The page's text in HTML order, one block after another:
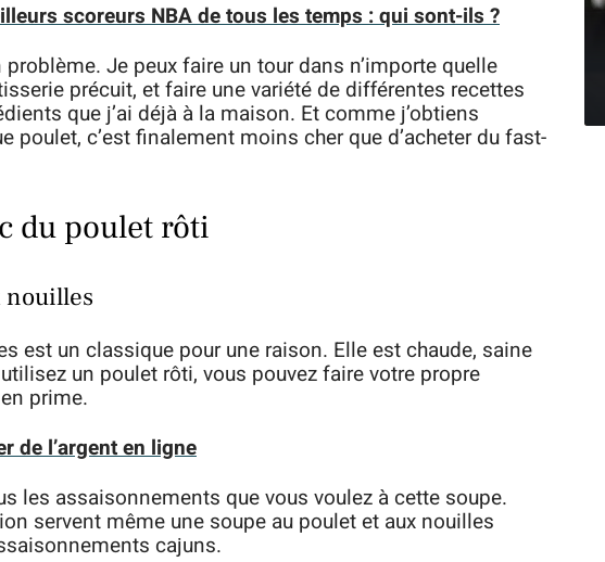
scoreurs NBA de tous les temps : qui sont-ils ?
Je peux faire un tour dans n’importe quelle
précuit, et faire une variété de différentes recettes
que j’ai déjà à la maison. Et comme j’obtiens
poulet, c’est finalement moins cher que d’acheter du fast-
du poulet rôti
nouilles
est un classique pour une raison. Elle est chaude, saine
un poulet rôti, vous pouvez faire votre propre
prime.
de l’argent en ligne
les assaisonnements que vous voulez à cette soupe.
servent même une soupe au poulet et aux nouilles
cajuns.